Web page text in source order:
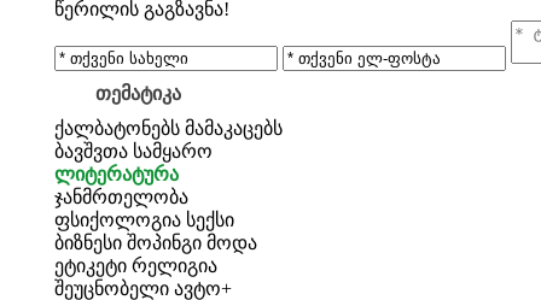
წერილის გაგზავნა!
თემატიკა
ქალბატონებს მამაკაცებს
ბავშვთა სამყარო
ლიტერატურა
ჯანმრთელობა
ფსიქოლოგია სექსი
ბიზნესი შოპინგი მოდა
ეტიკეტი რელიგია
შეუცნობელი ავტო+